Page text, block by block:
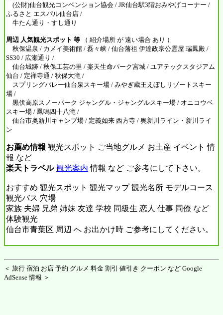
(公財)仙台観光コンベンション協会 / JR仙台駅3階おみやげコーナー /
ふるさと エスパル仙台店 /
牛たん通り・すし通り
周辺 人気観光スポット 等 （ 紹介場所 が 遠い場合 あり ）
秋保温泉 / カメイ美術館 / 磊々峡 / 仙台藩祖 伊達政宗公霊屋 瑞鳳殿 /
SS30 / 広瀬通り /
仙台城跡 / 秋保工芸の里 / 楽天生命パーク宮城 / ユアテックスタジアム
仙台 / 定禅寺通 / 秋保大滝 /
スプリングバレー仙台泉スキー場 / みやぎ蔵王えぼしリゾートスキー
場 /
黒伏高原スノーパーク ジャングル・ジャングルスキー場 / オニコウベ
スキー場 / 鳳鳴四十八滝 /
仙台市奥新川キャンプ場 / 定義如来 西方寺 / 奥新川ライン・新川ライ
ン
お薦め情報 観光スポット ご当地グルメ お土産 イベント 情
報 など
楽天トラベル 観光案内 情報 など ご参考にして下さい。
おすすめ 観光スポット 観光マップ 観光名所 モデルコース
観光バス 穴場
家族 夫婦 兄弟 姉妹 友達 学校 同級生 恋人 仕事 同僚 など
体験観光
仙台市青葉区 周辺 へ お出かけ時 ご参考にしてください。
＜ 旅行 宿泊 お店 予約 グルメ 料金 割引 値引き クーポン など Google
AdSense 情報 ＞